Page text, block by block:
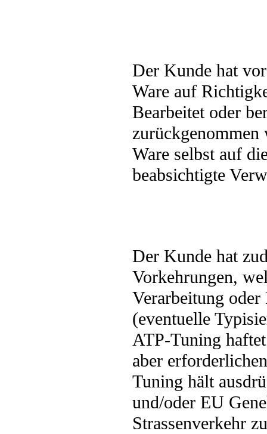
Der Kunde hat
Ware auf
Bearbeitet oder
Ware selbst auf
beabsichtigte
Der Kunde hat
Vorkehrungen,
Verarbeitung oder
(eventuelle
ATP-Tuning
aber
Tuning hält
und/oder EU
Strassenverkehr